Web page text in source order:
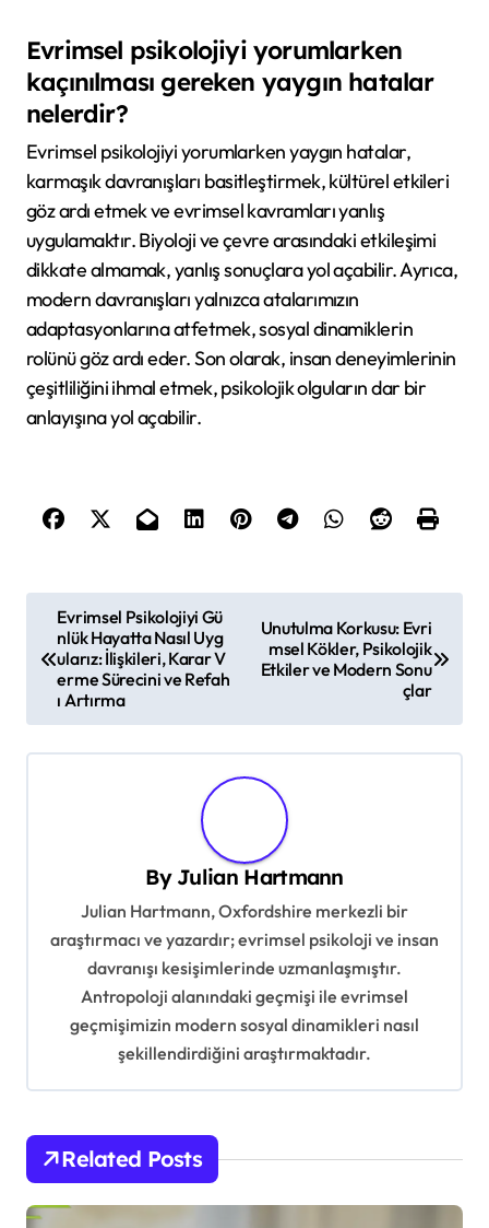
Evrimsel psikolojiyi yorumlarken
kaçınılması gereken yaygın hatalar
nelerdir?
Evrimsel psikolojiyi yorumlarken yaygın hatalar,
karmaşık davranışları basitleştirmek, kültürel etkileri
göz ardı etmek ve evrimsel kavramları yanlış
uygulamaktır. Biyoloji ve çevre arasındaki etkileşimi
dikkate almamak, yanlış sonuçlara yol açabilir. Ayrıca,
modern davranışları yalnızca atalarımızın
adaptasyonlarına atfetmek, sosyal dinamiklerin
rolünü göz ardı eder. Son olarak, insan deneyimlerinin
çeşitliliğini ihmal etmek, psikolojik olguların dar bir
anlayışına yol açabilir.
t
n
Evrimsel Psikolojiyi Gü
nlük Hayatta Nasıl Uyg
ularız: İlişkileri, Karar V
erme Sürecini ve Refah
ı Artırma
Unutulma Korkusu: Evri
msel Kökler, Psikolojik
Etkiler ve Modern Sonu
çlar
By Julian Hartmann
Julian Hartmann, Oxfordshire merkezli bir
araştırmacı ve yazardır; evrimsel psikoloji ve insan
davranışı kesişimlerinde uzmanlaşmıştır.
Antropoloji alanındaki geçmişi ile evrimsel
geçmişimizin modern sosyal dinamikleri nasıl
şekillendirdiğini araştırmaktadır.
Related Posts